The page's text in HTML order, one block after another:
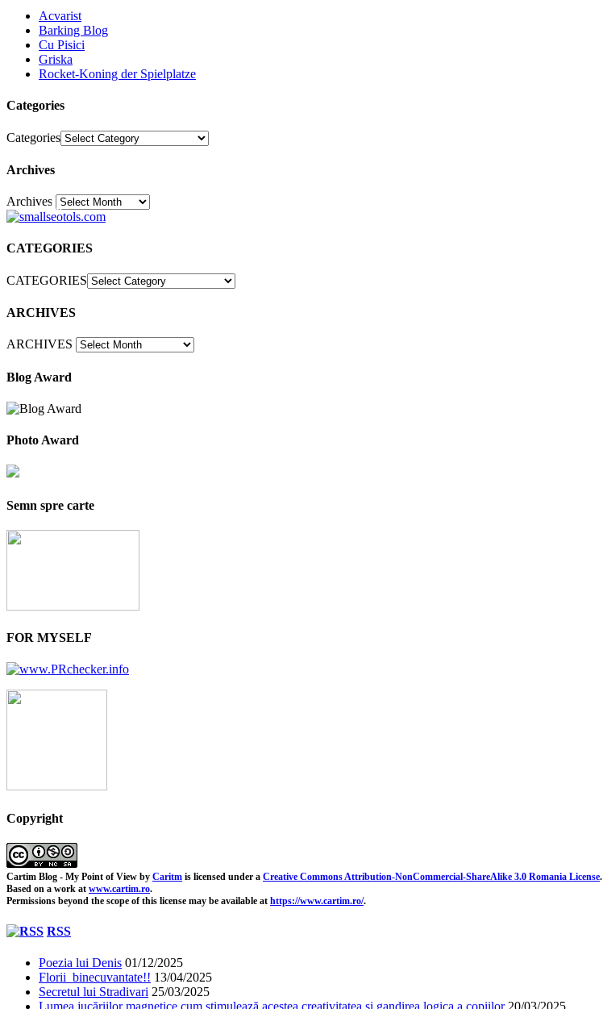
Acvarist
Barking Blog
Cu Pisici
Griska
Rocket-Koning der Spielplatze
Categories
Categories
Archives
Archives30
CATEGORIES
CATEGORIES
ARCHIVES
ARCHIVES
Blog Award
Photo Award
Semn spre carte
FOR MYSELF
Copyright
Cartim Blog - My Point of View by Caritm is licensed under a Creative Commons Attribution-NonCommercial-ShareAlike 3.0 Romania License.
Based on a work at www.cartim.ro.
Permissions beyond the scope of this license may be available at https://www.cartim.ro/.
RSS
Poezia lui Denis 01/12/2025
Florii binecuvantate!! 13/04/2025
Secretul lui Stradivari 25/03/2025